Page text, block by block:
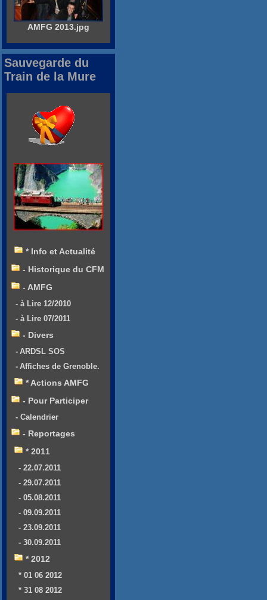
AMFG 2013.jpg
Sauvegarde du
Train de la Mure
* Info et Actualité
- Historique du CFM
- AMFG
- à Lire 12/2010
- à Lire 07/2011
- Divers
- ARDSL SOS
- Affiches de Grenoble.
* Actions AMFG
- Pour Participer
- Calendrier
- Reportages
* 2011
- 22.07.2011
- 29.07.2011
- 05.08.2011
- 09.09.2011
- 23.09.2011
- 30.09.2011
* 2012
* 01 06 2012
* 31 08 2012